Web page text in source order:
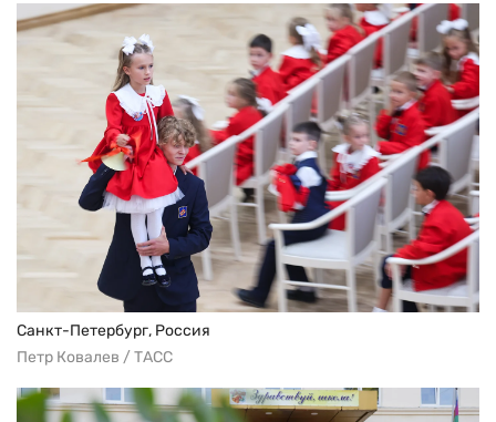
Санкт-Петербург, Россия
Петр Ковалев / ТАСС